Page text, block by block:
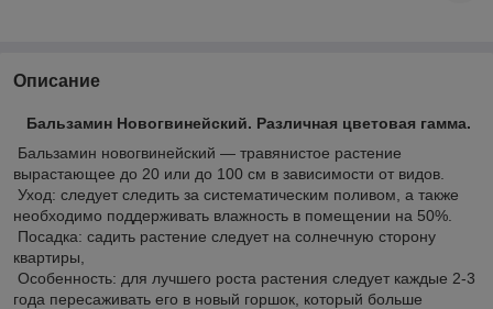
Описание
Бальзамин Новогвинейский. Различная цветовая гамма.
Бальзамин новогвинейский — травянистое растение
вырастающее до 20 или до 100 см в зависимости от видов.
Уход: следует следить за систематическим поливом, а также
необходимо поддерживать влажность в помещении на 50%.
Посадка: садить растение следует на солнечную сторону
квартиры,
Особенность: для лучшего роста растения следует каждые 2-3
года пересаживать его в новый горшок, который больше